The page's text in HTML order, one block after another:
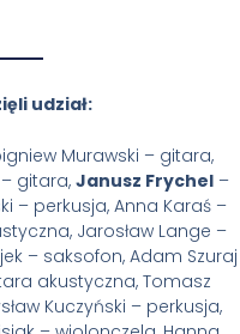
udział:
Murawski – gitara,
gitara,Janusz Frychel–
– perkusja, Anna Karaś –
Jarosław Lange –
– saksofon, Adam Szuraj
akustyczna, Tomasz
Kuczyński – perkusja,